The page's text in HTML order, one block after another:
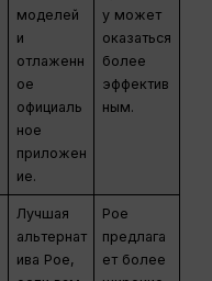
моделей
и
отлаженн
ое
официаль
ное
приложен
ие.
у может
оказаться
более
эффектив
ным.
Лучшая
альтернат
ива Poe,
Poe
предлага
ет более